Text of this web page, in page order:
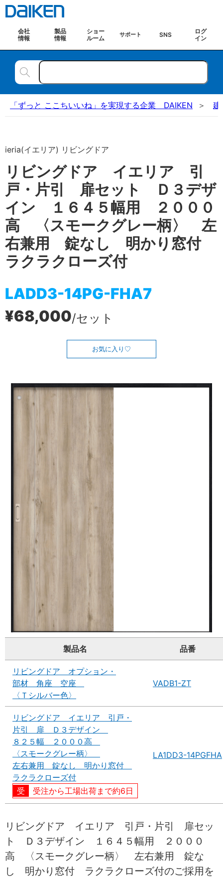
会社
情報
製品
情報
ショー
ルーム
サポート SNS
ログ
イン
「ずっと ここちいいね」を実現する企業 DAIKEN 建
ieria(イエリア) リビングドア
リビングドア イエリア 引
戸・片引 扉セット Ｄ３デザ
イン １６４５幅用 ２０００
高 〈スモークグレー柄〉 左
右兼用 錠なし 明かり窓付
ラクラクローズ付
LADD3-14PG-FHA7
¥68,000/セット
お気に入り
製品名 品番
リビングドア オプション・
部材 角座 空座
〈Ｔシルバー色〉
VADB1-ZT
リビングドア イエリア 引戸・
片引 扉 Ｄ３デザイン
８２５幅 ２０００高
〈スモークグレー柄〉
左右兼用 錠なし 明かり窓付
ラクラクローズ付
受注から工場出荷まで約6日
LA1DD3-14PGFHA
リビングドア イエリア 引戸・片引 扉セッ
ト Ｄ３デザイン １６４５幅用 ２０００
高 〈スモークグレー柄〉 左右兼用 錠な
し 明かり窓付 ラクラクローズ付のご採用を